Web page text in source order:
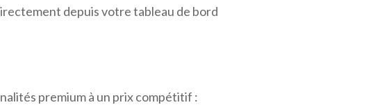
depuis votre tableau de bord
premium à un prix compétitif :